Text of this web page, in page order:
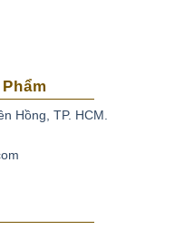
Hồng, TP. HCM.